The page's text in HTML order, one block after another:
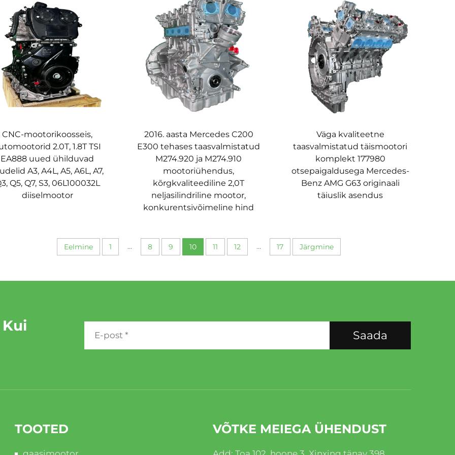
CNC-mootorikoosseis,
2.0T, 1.8T TSI
EA888 uued ühilduvad
A3, A4L, A5, A6L, A7,
Q5, Q7, S3, 06L100032L
diiselmootor
2016. aasta Mercedes C200
E300 tehases taasvalmistatud
M274.920 ja M274.910
mootoriühendus,
kõrgkvaliteediline 2,0T
neljasilindriline mootor,
konkurentsivõimeline hind
Väga kvaliteetne
taasvalmistatud täismootori
komplekt 177980
otsepaigaldusega Mercedes-
Benz AMG G63 originaali
täiuslik asendus
Eelmine 1 ... 8 9 10 11 12 ... 17 Järgmine
Saada
TOOTED VÕTKE MEIEGA ÜHENDUST